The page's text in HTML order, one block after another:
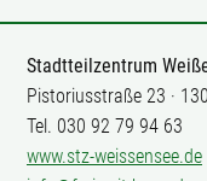
Stadtteilzentrum
Pistoriusstraße 23 ·
Tel. 030 92 79 94 63
www.stz-weissensee.de